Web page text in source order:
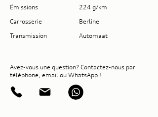
Émissions
224 g/km
Carrosserie
Berline
Transmission
Automaat
Avez-vous une question? Contactez-nous par
téléphone, email ou WhatsApp !